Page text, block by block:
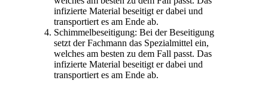
infizierte Material beseitigt er dabei und
transportiert es am Ende ab.
Schimmelbeseitigung: Bei der Beseitigung
setzt der Fachmann das Spezialmittel ein,
welches am besten zu dem Fall passt. Das
infizierte Material beseitigt er dabei und
transportiert es am Ende ab.